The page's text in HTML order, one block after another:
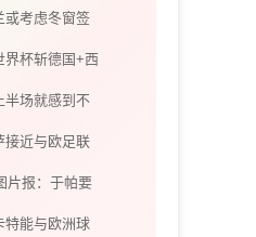
保诺维奇有望
或考虑冬窗签
但900万欧年薪
界杯斩德国+西
下课、让2追3
半场就感到不
继续比赛导致
接近与欧足联
低谷期待战绩
片报：于帕要
签字费，拜仁
特能与欧洲球